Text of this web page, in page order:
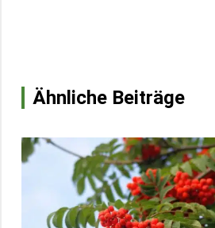
Ähnliche Beiträge